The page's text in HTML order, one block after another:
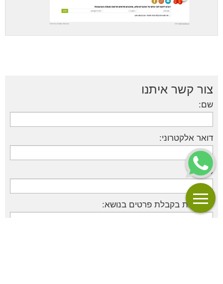
צור קשר איתנו
שם:
דואר אלקטרוני:
טלפון:
מעוניין/ת בקבלת פרטים בנושא: